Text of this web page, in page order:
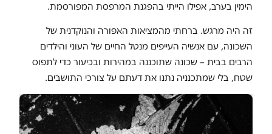
הימין בערב, אפילו הייתי בהפגנת המרפסת המפורסמת.
זה היה מרגש. ברחתי מהמציאות האפורה והנוקדנית של
השכונה, עם אנשיה העייפים מנטל החיים של העוני והילדים
הרבים בבית – שכונה שתוכננה במהירות ובכיעור כדי לתפוס
שטח, בלי שמתכנניה נתנו את דעתם על צורכי התושבים.